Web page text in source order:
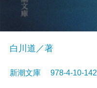
白川道／著
新潮文庫 978-4-10-